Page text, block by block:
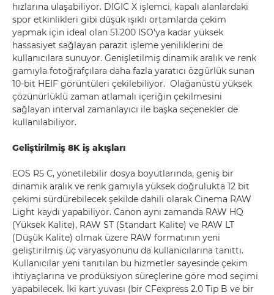
hızlarına ulaşabiliyor. DIGIC X işlemci, kapalı alanlardaki
spor etkinlikleri gibi düşük ışıklı ortamlarda çekim
yapmak için ideal olan 51.200 ISO'ya kadar yüksek
hassasiyet sağlayan parazit işleme yeniliklerini de
kullanıcılara sunuyor. Genişletilmiş dinamik aralık ve renk
gamıyla fotoğrafçılara daha fazla yaratıcı özgürlük sunan
10-bit HEIF görüntüleri çekilebiliyor. Olağanüstü yüksek
çözünürlüklü zaman atlamalı içeriğin çekilmesini
sağlayan interval zamanlayıcı ile başka seçenekler de
kullanılabiliyor.
Geliştirilmiş 8K iş akışları
EOS R5 C, yönetilebilir dosya boyutlarında, geniş bir
dinamik aralık ve renk gamıyla yüksek doğrulukta 12 bit
çekimi sürdürebilecek şekilde dahili olarak Cinema RAW
Light kaydı yapabiliyor. Canon aynı zamanda RAW HQ
(Yüksek Kalite), RAW ST (Standart Kalite) ve RAW LT
(Düşük Kalite) olmak üzere RAW formatının yeni
geliştirilmiş üç varyasyonunu da kullanıcılarına tanıttı.
Kullanıcılar yeni tanıtılan bu hizmetler sayesinde çekim
ihtiyaçlarına ve prodüksiyon süreçlerine göre mod seçimi
yapabilecek. İki kart yuvası (bir CFexpress 2.0 Tip B ve bir